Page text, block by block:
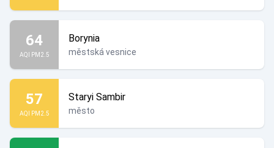
64
AQI PM2.5
Borynia
městská vesnice
57
AQI PM2.5
Staryi Sambir
město